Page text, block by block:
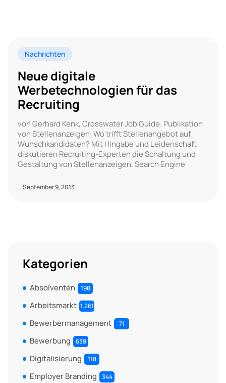
Nachrichten
Neue digitale
Werbetechnologien für das
Recruiting
von Gerhard Kenk, Crosswater Job Guide. Publikation
von Stellenanzeigen: Wo trifft Stellenangebot auf
Wunschkandidaten? Mit Hingabe und Leidenschaft
diskutieren Recruiting-Experten die Schaltung und
Gestaltung von Stellenanzeigen. Search Engine
September 9, 2013
Kategorien
Absolventen 198
Arbeitsmarkt 1.261
Bewerbermanagement 71
Bewerbung 638
Digitalisierung 118
Employer Branding 344